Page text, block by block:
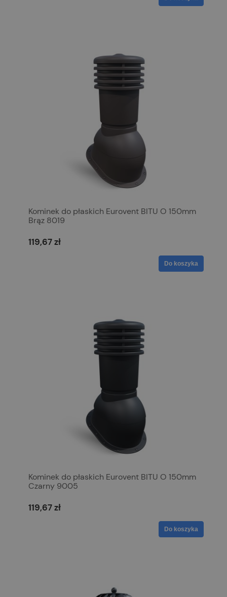
Kominek do płaskich Eurovent BITU O 150mm
Brąz 8019
119,67 zł
Do koszyka
Kominek do płaskich Eurovent BITU O 150mm
Czarny 9005
119,67 zł
Do koszyka